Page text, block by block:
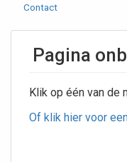
Contact
Pagina
Klik op één van de
Of klik hier voor